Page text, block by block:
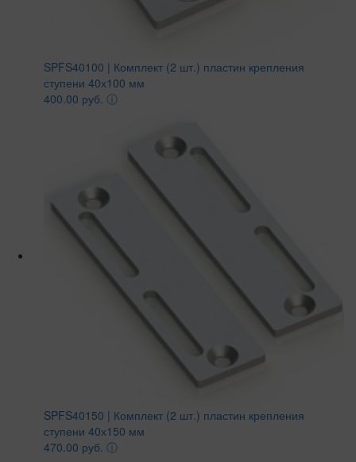
SPFS40100 | Комплект (2 шт.) пластин крепления
ступени 40х100 мм
400.00 руб. ⓘ
SPFS40150 | Комплект (2 шт.) пластин крепления
ступени 40х150 мм
470.00 руб. ⓘ